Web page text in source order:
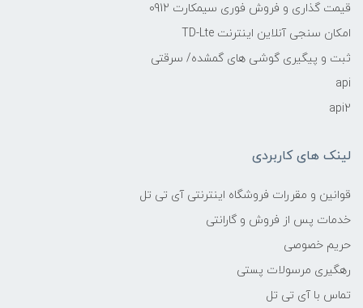
قیمت گذاری و فروش فوری سیمکارت 0912
امکان سنجی آنلاین اینترنت TD-Lte
ثبت و پیگیری گوشی های گمشده/ سرقتی
api
api2
لینک های کاربردی
قوانین و مقررات فروشگاه اینترنتی آی تی تل
خدمات پس از فروش و گارانتی
حریم خصوصی
رهگیری مرسولات پستی
تماس با آی تی تل